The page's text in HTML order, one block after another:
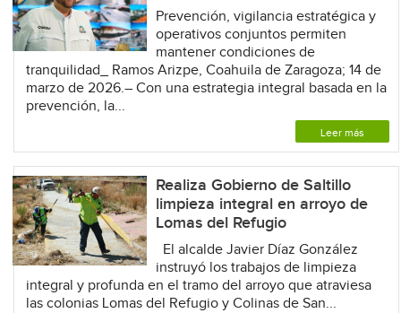
Prevención, vigilancia estratégica y
operativos conjuntos permiten
mantener condiciones de
tranquilidad_ Ramos Arizpe, Coahuila de Zaragoza; 14 de
marzo de 2026.– Con una estrategia integral basada en la
prevención, la...
Leer más
Realiza Gobierno de Saltillo
limpieza integral en arroyo de
Lomas del Refugio
El alcalde Javier Díaz González
instruyó los trabajos de limpieza
integral y profunda en el tramo del arroyo que atraviesa
las colonias Lomas del Refugio y Colinas de San...